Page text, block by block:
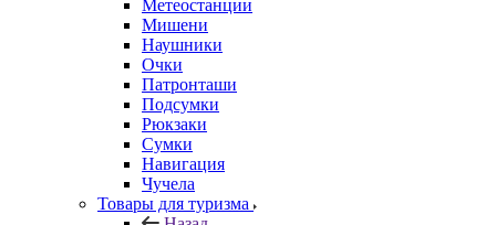
Метеостанции
Мишени
Наушники
Очки
Патронташи
Подсумки
Рюкзаки
Сумки
Навигация
Чучела
Товары для туризма